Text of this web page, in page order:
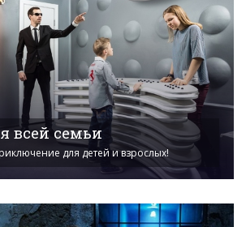
всей семьи
для детей и взрослых!